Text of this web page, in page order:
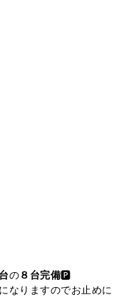
の８台完備🅿️
なりますのでお止めに